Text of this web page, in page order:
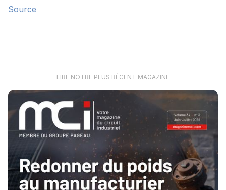
Source
LIRE NOTRE PLUS RÉCENT MAGAZINE